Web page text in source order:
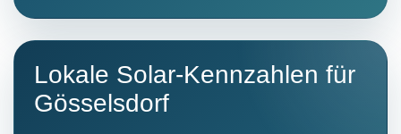
Lokale Solar-Kennzahlen für
Gösselsdorf